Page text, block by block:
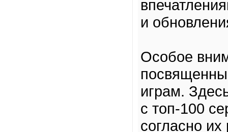
и
Особое
играм.
с топ-100
согласно